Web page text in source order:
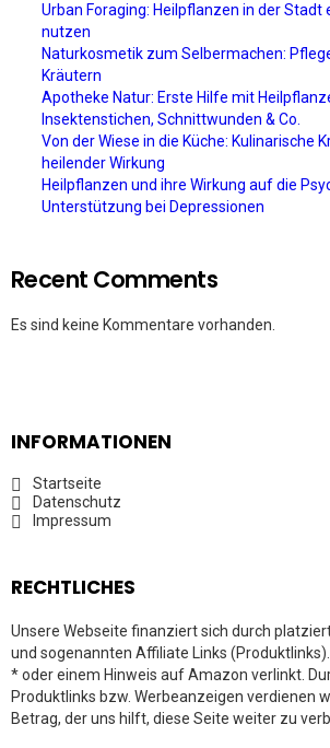
Urban Foraging: Heilpflanzen in der Stadt
nutzen
Naturkosmetik zum Selbermachen:
Kräutern
Apotheke Natur: Erste Hilfe mit
Insektenstichen, Schnittwunden & Co.
Von der Wiese in die Küche: Kulinarische
heilender Wirkung
Heilpflanzen und ihre Wirkung auf die
Unterstützung bei Depressionen
Recent Comments
Es sind keine Kommentare vorhanden.
INFORMATIONEN
Startseite
Datenschutz
Impressum
RECHTLICHES
Unsere Webseite finanziert sich durch
und sogenannten Affiliate Links
* oder einem Hinweis auf Amazon verlinkt.
Produktlinks bzw. Werbeanzeigen verdienen
Betrag, der uns hilft, diese Seite weiter zu